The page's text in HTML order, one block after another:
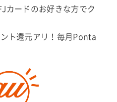
カードのお好きな方でク
ト還元アリ！毎月Ponta